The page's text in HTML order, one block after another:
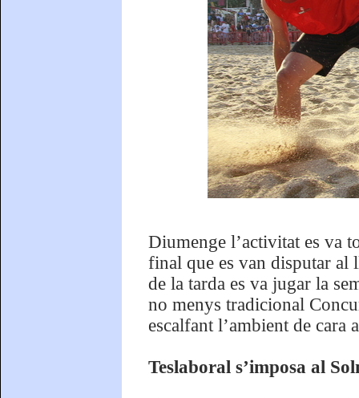
Diumenge l’activitat es va
final que es van disputar al
de la tarda es va jugar la
no menys tradicional
escalfant l’ambient de cara
Teslaboral s’imposa al